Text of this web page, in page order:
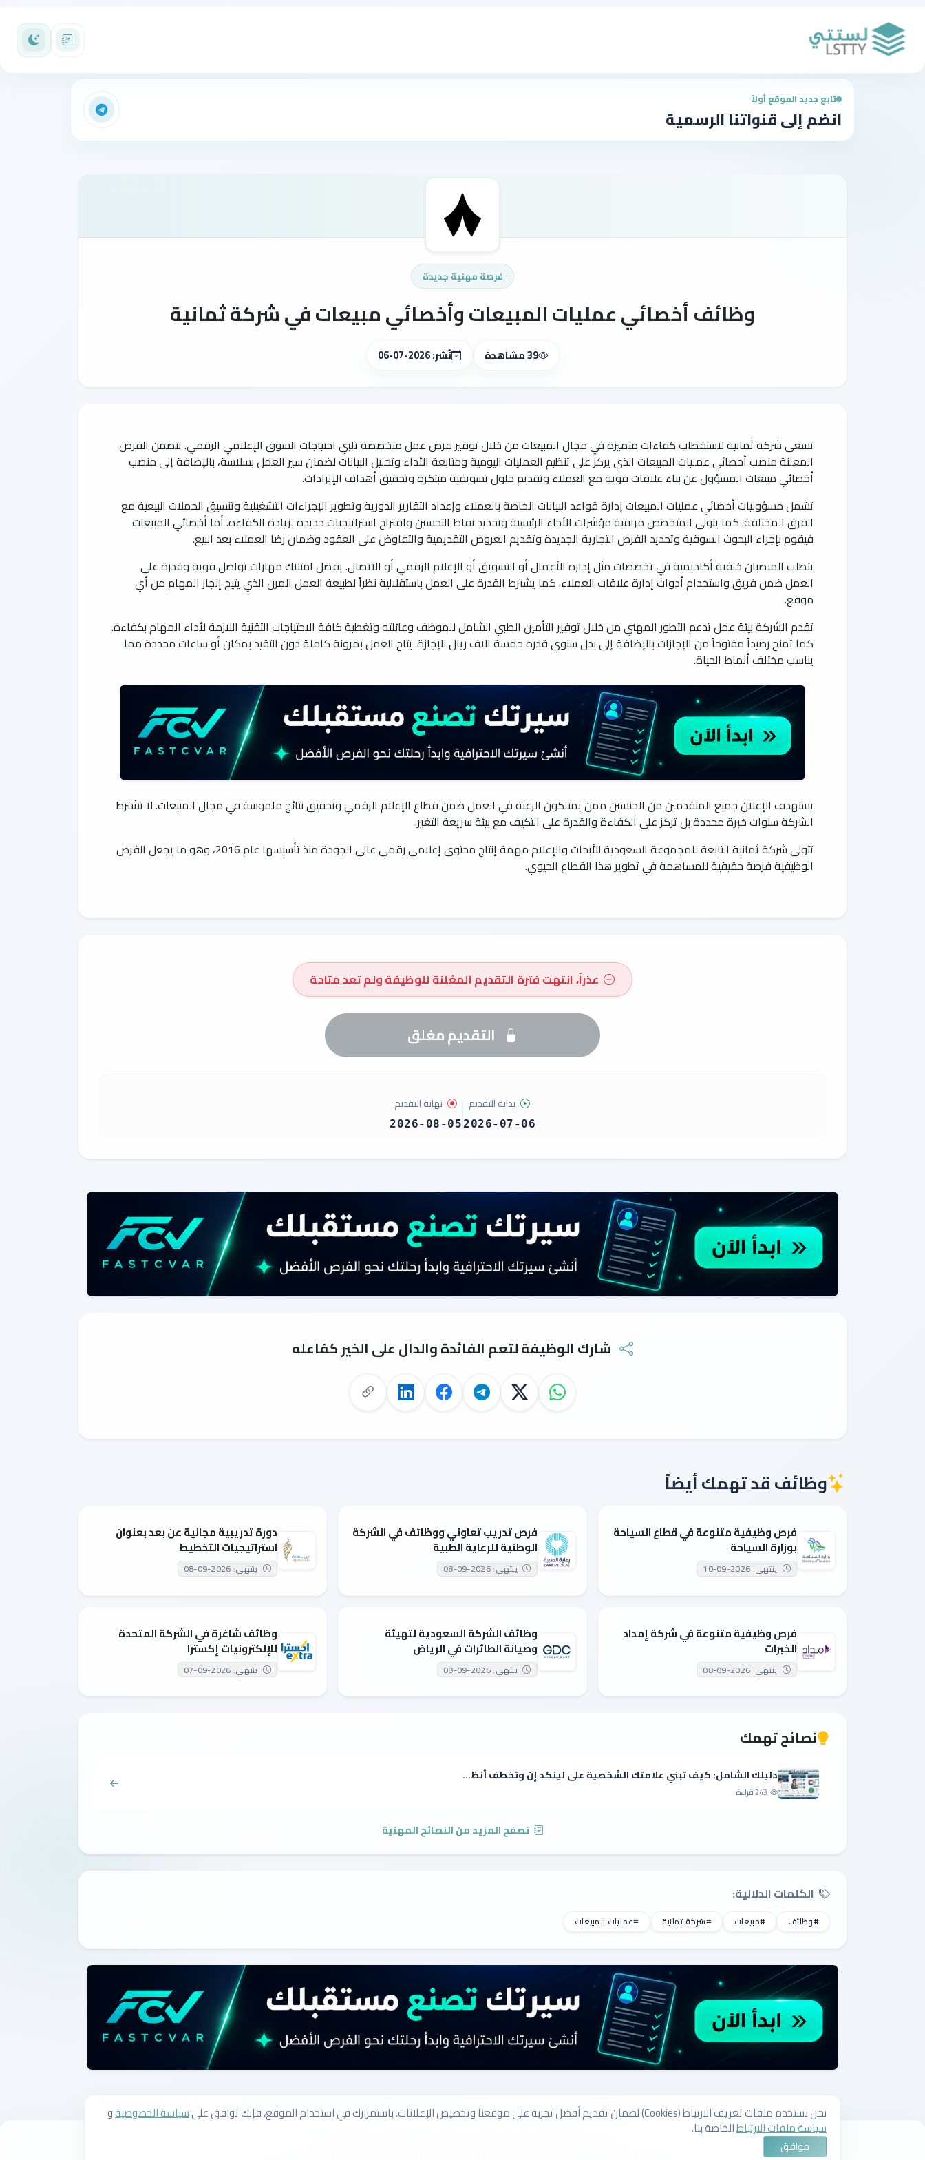
تابع جديد الموقع أولاً
انضم إلى قنواتنا الرسمية
فرصة مهنية جديدة
وظائف أخصائي عمليات المبيعات وأخصائي مبيعات في شركة ثمانية
39 مشاهدة نُشر: 2026-07-06
تسعى شركة ثمانية لاستقطاب كفاءات متميزة في مجال المبيعات من خلال توفير فرص عمل متخصصة تلبي احتياجات السوق الإعلامي الرقمي. تتضمن الفرص
المعلنة منصب أخصائي عمليات المبيعات الذي يركز على تنظيم العمليات اليومية ومتابعة الأداء وتحليل البيانات لضمان سير العمل بسلاسة، بالإضافة إلى منصب
أخصائي مبيعات المسؤول عن بناء علاقات قوية مع العملاء وتقديم حلول تسويقية مبتكرة وتحقيق أهداف الإيرادات.
تشمل مسؤوليات أخصائي عمليات المبيعات إدارة قواعد البيانات الخاصة بالعملاء وإعداد التقارير الدورية وتطوير الإجراءات التشغيلية وتنسيق الحملات البيعية مع
الفرق المختلفة. كما يتولى المتخصص مراقبة مؤشرات الأداء الرئيسية وتحديد نقاط التحسين واقتراح استراتيجيات جديدة لزيادة الكفاءة. أما أخصائي المبيعات
فيقوم بإجراء البحوث السوقية وتحديد الفرص التجارية الجديدة وتقديم العروض التقديمية والتفاوض على العقود وضمان رضا العملاء بعد البيع.
يتطلب المنصبان خلفية أكاديمية في تخصصات مثل إدارة الأعمال أو التسويق أو الإعلام الرقمي أو الاتصال. يفضل امتلاك مهارات تواصل قوية وقدرة على
العمل ضمن فريق واستخدام أدوات إدارة علاقات العملاء. كما يشترط القدرة على العمل باستقلالية نظراً لطبيعة العمل المرن الذي يتيح إنجاز المهام من أي
موقع.
تقدم الشركة بيئة عمل تدعم التطور المهني من خلال توفير التأمين الطبي الشامل للموظف وعائلته وتغطية كافة الاحتياجات التقنية اللازمة لأداء المهام بكفاءة.
كما تمنح رصيداً مفتوحاً من الإجازات بالإضافة إلى بدل سنوي قدره خمسة آلاف ريال للإجازة. يتاح العمل بمرونة كاملة دون التقيد بمكان أو ساعات محددة مما
يناسب مختلف أنماط الحياة.
يستهدف الإعلان جميع المتقدمين من الجنسين ممن يمتلكون الرغبة في العمل ضمن قطاع الإعلام الرقمي وتحقيق نتائج ملموسة في مجال المبيعات. لا تشترط
الشركة سنوات خبرة محددة بل تركز على الكفاءة والقدرة على التكيف مع بيئة سريعة التغير.
تتولى شركة ثمانية التابعة للمجموعة السعودية للأبحاث والإعلام مهمة إنتاج محتوى إعلامي رقمي عالي الجودة منذ تأسيسها عام 2016، وهو ما يجعل الفرص
الوظيفية فرصة حقيقية للمساهمة في تطوير هذا القطاع الحيوي.
عذراً، انتهت فترة التقديم المعُلنة للوظيفة ولم تعد متاحة
التقديم مغلق
بداية التقديم
2026-07-06
نهاية التقديم
2026-08-05
شارك الوظيفة لتعم الفائدة والدال على الخير كفاعله
وظائف قد تهمك أيضاً
فرص وظيفية متنوعة في قطاع السياحة
بوزارة السياحة
ينتهي: 2026-09-10
فرص تدريب تعاوني ووظائف في الشركة
الوطنية للرعاية الطبية
ينتهي: 2026-09-08
دورة تدريبية مجانية عن بعد بعنوان
استراتيجيات التخطيط
ينتهي: 2026-09-08
فرص وظيفية متنوعة في شركة إمداد
الخبرات
ينتهي: 2026-09-08
وظائف الشركة السعودية لتهيئة
وصيانة الطائرات في الرياض
ينتهي: 2026-09-08
وظائف شاغرة في الشركة المتحدة
للإلكترونيات إكسترا
ينتهي: 2026-09-07
نصائح تهمك
دليلك الشامل: كيف تبني علامتك الشخصية على لينكد إن وتخطف أنظ...
243 قراءة
تصفح المزيد من النصائح المهنية
الكلمات الدلالية:
#وظائف #مبيعات #شركة ثمانية #عمليات المبيعات
نحن نستخدم ملفات تعريف الارتباط (Cookies) لضمان تقديم أفضل تجربة على موقعنا وتخصيص الإعلانات. باستمرارك في استخدام الموقع، فإنك توافق على سياسة الخصوصيةو
سياسة ملفات الارتباطالخاصة بنا.
موافق